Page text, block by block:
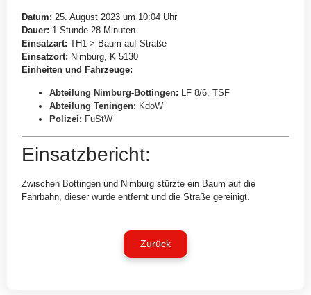
Datum: 25. August 2023 um 10:04 Uhr
Dauer: 1 Stunde 28 Minuten
Einsatzart: TH1 > Baum auf Straße
Einsatzort: Nimburg, K 5130
Einheiten und Fahrzeuge:
Abteilung Nimburg-Bottingen: LF 8/6,TSF
Abteilung Teningen: KdoW
Polizei: FuStW
Einsatzbericht:
Zwischen Bottingen und Nimburg stürzte ein Baum auf die
Fahrbahn, dieser wurde entfernt und die Straße gereinigt.
Zurück